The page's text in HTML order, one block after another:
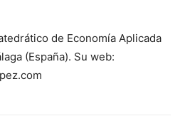
de Economía Aplicada
(España). Su web: